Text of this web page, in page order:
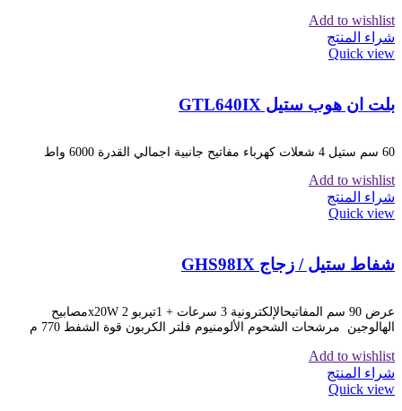
Add to wishlist
شراء المنتج
Quick view
بلت ان هوب ستيل GTL640IX
60 سم ستيل 4 شعلات كهرباء مفاتيح جانبية اجمالي القدرة 6000 واط
Add to wishlist
شراء المنتج
Quick view
شفاط ستيل / زجاج GHS98IX
عرض 90 سم المفاتيحالإلكترونية 3 سرعات + 1تيربو x20W 2مصابيح
الهالوجين مرشحات الشحوم الألومنيوم فلتر الكربون قوة الشفط 770 م
Add to wishlist
شراء المنتج
Quick view